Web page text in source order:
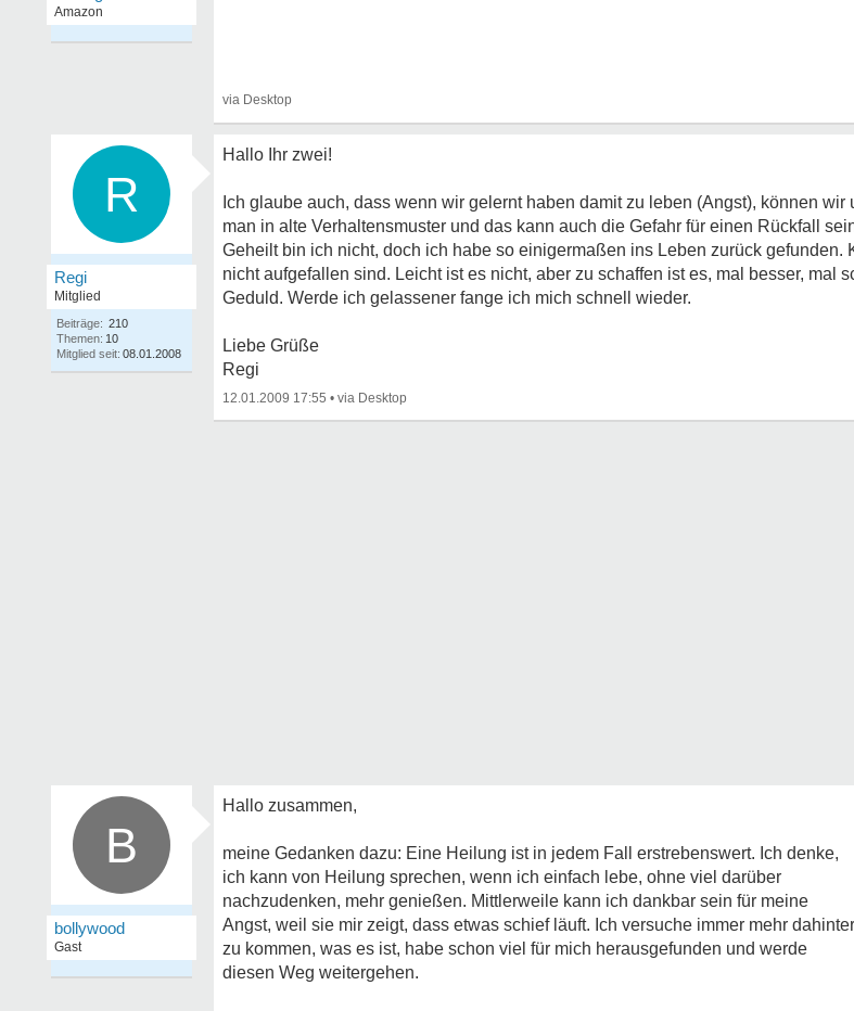
R
Regi
Mitglied
Beiträge: 210
Themen: 10
Mitglied seit: 08.01.2008
Hallo Ihr zwei!
Ich glaube auch, dass wenn wir gelernt haben damit zu leben (Angst), können
man in alte Verhaltensmuster und das kann auch die Gefahr für einen Rückfall
Geheilt bin ich nicht, doch ich habe so einigermaßen ins Leben zurück gefunden.
nicht aufgefallen sind. Leicht ist es nicht, aber zu schaffen ist es, mal besser, mal
Geduld. Werde ich gelassener fange ich mich schnell wieder.
Liebe Grüße
Regi
12.01.2009 17:55 •
B
bollywood
Gast
Hallo zusammen,
meine Gedanken dazu: Eine Heilung ist in jedem Fall erstrebenswert. Ich denke,
ich kann von Heilung sprechen, wenn ich einfach lebe, ohne viel darüber
nachzudenken, mehr genießen. Mittlerweile kann ich dankbar sein für meine
Angst, weil sie mir zeigt, dass etwas schief läuft. Ich versuche immer mehr dahinter
zu kommen, was es ist, habe schon viel für mich herausgefunden und werde
diesen Weg weitergehen.